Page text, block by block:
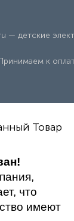
— детские
к
Товар
что
имеют